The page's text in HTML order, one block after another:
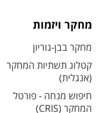
מחקר ויזמות
מחקר בבן-גוריון
קטלוג תשתיות המחקר
(אנגלית)
חיפוש מנחה - פורטל
המחקר (CRIS)